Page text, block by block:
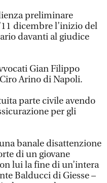
preliminare
dicembre l’inizio del
davanti al giudice
Gian Filippo
Arino di Napoli.
parte civile avendo
per gli
banale disattenzione
di un giovane
lui la fine di un’intera
Balducci di Giesse –